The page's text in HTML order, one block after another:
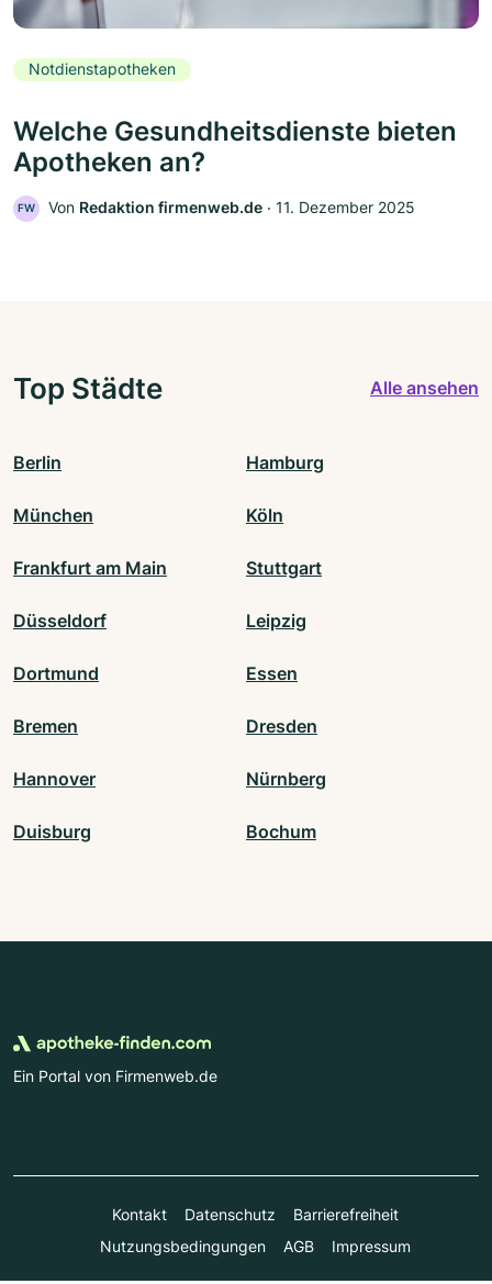
Notdienstapotheken
Welche Gesundheitsdienste bieten
Apotheken an?
FW Von Redaktion firmenweb.de ‧ 11. Dezember 2025
Top Städte Alle ansehen
Berlin Hamburg
München Köln
Frankfurt am Main Stuttgart
Düsseldorf Leipzig
Dortmund Essen
Bremen Dresden
Hannover Nürnberg
Duisburg Bochum
Ein Portal von Firmenweb.de
Kontakt Datenschutz
Barrierefreiheit
Nutzungsbedingungen
AGB Impressum